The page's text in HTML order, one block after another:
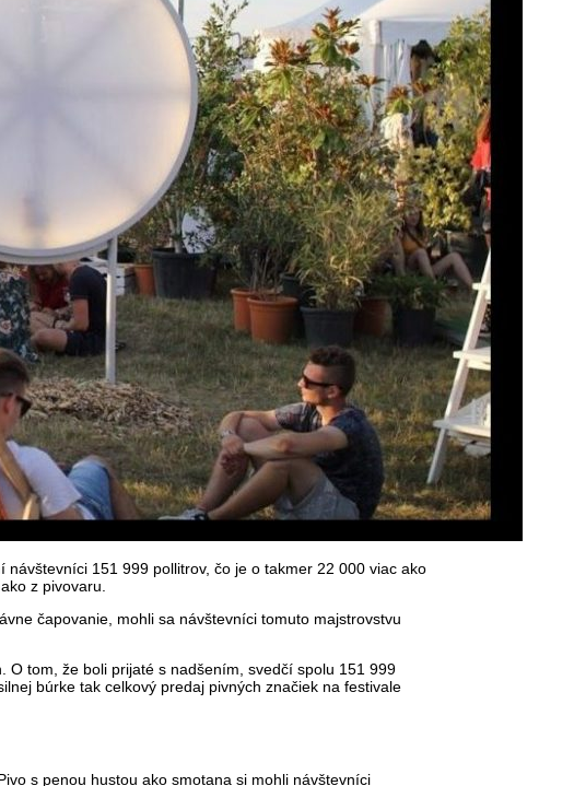
151 999 pollitrov, čo je o takmer 22 000 viac ako
z pivovaru.
čapovanie, mohli sa návštevníci tomuto majstrovstvu
O tom, že boli prijaté s nadšením, svedčí spolu 151 999
búrke tak celkový predaj pivných značiek na festivale
s penou hustou ako smotana si mohli návštevníci